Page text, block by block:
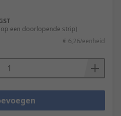
een doorlopende strip)
€ 6,26/eenheid